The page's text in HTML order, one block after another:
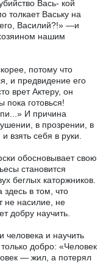
Вась- кой
толкает Ваську на
Василий?!» —и
нашим
потому что
и предвидение его
врет Актеру, он
пока готовься!
И причина
в прозрении, в
взять себя в руки.
обосновывает свою
становится
беглых каторжников.
здесь в том, что
не насилие, не
добру научить.
человека и научить
добро: «Человек
— жил, а потерял